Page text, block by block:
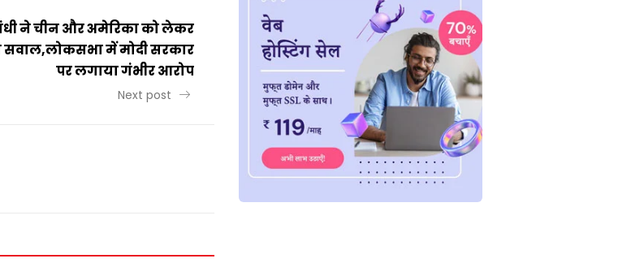
ने चीन और अमेरिका को लेकर
सवाल,लोकसभा में मोदी सरकार
पर लगाया गंभीर आरोप
Next post